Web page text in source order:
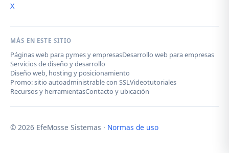
X
MÁS EN ESTE SITIO
Páginas web para pymes y empresasDesarrollo web para empresas
Servicios de diseño y desarrollo
Diseño web, hosting y posicionamiento
Promo: sitio autoadministrable con SSLVideotutoriales
Recursos y herramientasContacto y ubicación
© 2026 EfeMosse Sistemas · Normas de uso